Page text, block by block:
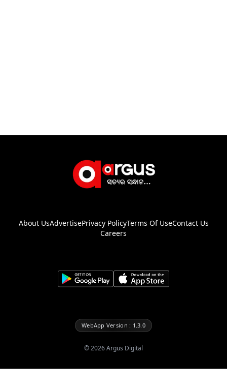
About UsAdvertisePrivacy PolicyTerms Of UseContact Us
Careers
WebApp Version : 1.3.0
©2026Argus Digital